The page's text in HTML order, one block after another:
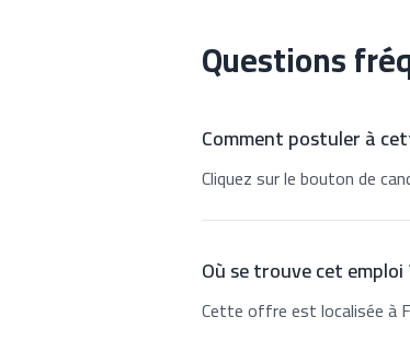
Questions
Comment postuler à
Cliquez sur le bouton de
Où se trouve cet emploi
Cette offre est localisée à